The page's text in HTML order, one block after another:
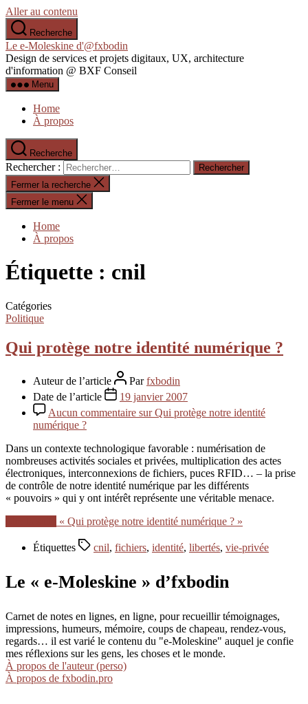
Aller au contenu
Recherche
Le e-Moleskine d'@fxbodin
Design de services et projets digitaux, UX, architecture
d'information @ BXF Conseil
Menu
Home
À propos
Recherche
Rechercher :
Fermer la recherche
Fermer le menu
Home
À propos
Étiquette : cnil
Catégories
Politique
Qui protège notre identité numérique ?
Auteur de l’article Parfxbodin
Date de l’article
19 janvier 2007
Aucun commentaire sur Qui protège notre identité
numérique ?
Dans un contexte technologique favorable : numérisation de
nombreuses activités sociales et privées, multiplication des actes
électroniques, interconnexions de fichiers, puces RFID… – la prise
de contrôle de notre identité numérique par les différents
« pouvoirs » qui y ont intérêt représente une véritable menace.
« Qui protège notre identité numérique ? »
Étiquettes cnil, fichiers, identité, libertés, vie-privée
Le « e-Moleskine » d’fxbodin
Carnet de notes en lignes, en ligne, pour recueillir témoignages,
impressions, humeurs, mémoire, coups de chapeau, rendez-vous,
regards… il est varié le contenu du "e-Moleskine" auquel je confie
mes réflexions sur les gens, les choses et le monde.
À propos de l'auteur (perso)
À propos de fxbodin.pro